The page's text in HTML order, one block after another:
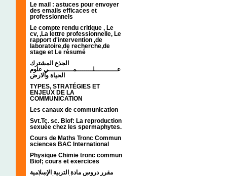
Le mail : astuces pour envoyer
des emails efficaces et
professionnels
Le compte rendu critique , Le
cv, ,La lettre professionnelle, Le
rapport d'intervention ,de
laboratoire,de recherche,de
stage et Le résumé
الجذع المشترك
عـــــــــــلــــــــمــــــــــــي علوم
الحياة والارض
TYPES, STRATÉGIES ET
ENJEUX DE LA
COMMUNICATION
Les canaux de communication
Svt.Tc. sc. Biof: La reproduction
sexuée chez les spermaphytes.
Cours de Maths Tronc Commun
sciences BAC International
Physique Chimie tronc commun
Biof; cours et exercices
مقرر دروس مادة التربية الإسلامية